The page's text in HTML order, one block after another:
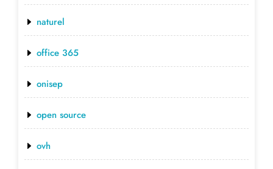
naturel
office 365
onisep
open source
ovh